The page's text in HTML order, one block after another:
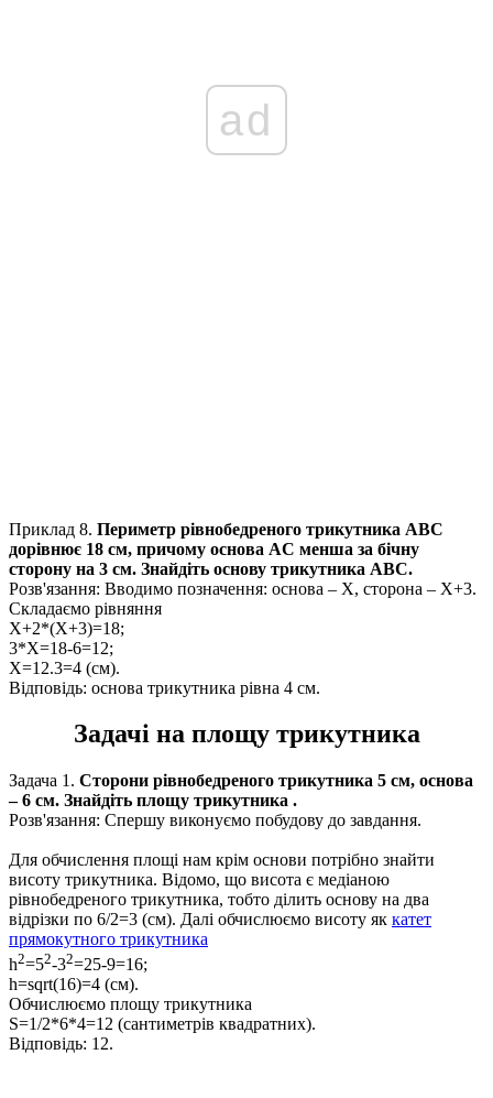
ad
Приклад 8. Периметр рівнобедреного трикутника ABC
дорівнює 18 см, причому основа AC менша за бічну
сторону на 3 см. Знайдіть основу трикутника ABC.
Розв'язання: Вводимо позначення: основа – Х, сторона – Х+3.
Складаємо рівняння
Х+2*(Х+3)=18;
3*Х=18-6=12;
Х=12.3=4 (cм).
Відповідь: основа трикутника рівна 4 см.
Задачі на площу трикутника
Задача 1. Сторони рівнобедреного трикутника 5 см, основа
–6 см. Знайдіть площу трикутника .
Розв'язання: Спершу виконуємо побудову до завдання.
Для обчислення площі нам крім основи потрібно знайти
висоту трикутника. Відомо, що висота є медіаною
рівнобедреного трикутника, тобто ділить основу на два
відрізки по 6/2=3 (см). Далі обчислюємо висоту як катет
прямокутного трикутника
h2=52-32=25-9=16;
h=sqrt(16)=4 (см).
Обчислюємо площу трикутника
S=1/2*6*4=12 (сантиметрів квадратних).
Відповідь: 12.